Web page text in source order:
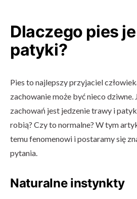
Dlaczego pies
patyki?
Pies to najlepszy przyjaciel
zachowanie może być nieco dziwne.
zachowań jest jedzenie trawy i
robią? Czy to normalne? W tym
temu fenomenowi i postaramy się
pytania.
Naturalne instynkty